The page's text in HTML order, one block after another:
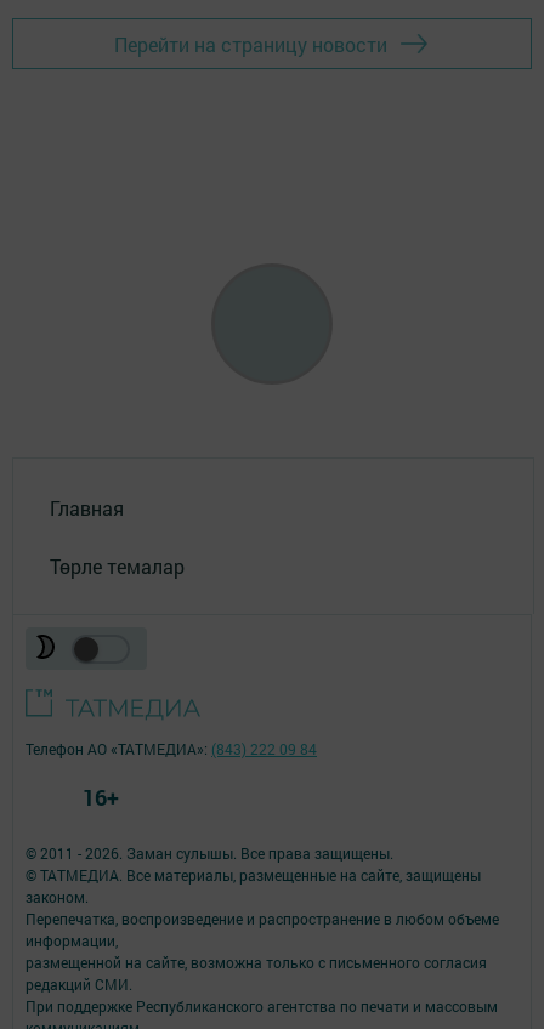
Перейти на страницу новости
Главная
Төрле темалар
© 2011 - 2026. Заман сулышы. Все права защищены.
© ТАТМЕДИА. Все материалы, размещенные на сайте, защищены
законом.
Перепечатка, воспроизведение и распространение в любом объеме
информации,
размещенной на сайте, возможна только с письменного согласия
редакций СМИ.
При поддержке Республиканского агентства по печати и массовым
Телефон АО «ТАТМЕДИА»: (843) 222 09 84
16+